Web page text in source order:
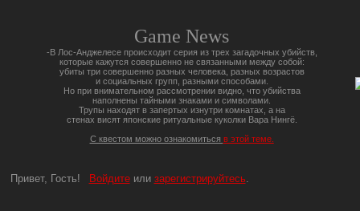
Game News
-В Лос-Анджелесе происходит серия из трех загадочных убийств,
которые кажутся совершенно не связанными между собой:
убиты три совершенно разных человека, разных возрастов
и социальных групп, разными способами.
Но при внимательном рассмотрении видно, что убийства
наполнены тайными знаками и символами.
Трупы находят в запертых изнутри комнатах, а на
стенах висят японские ритуальные куколки Вара Нингё.
С квестом можно ознакомиться в этой теме.
Привет, Гость! Войдитеили зарегистрируйтесь.